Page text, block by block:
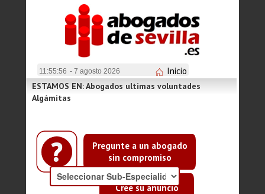
11:55:56 - 7 agosto 2026 Inicio
Pregunte a un abogado
sin compromiso
Cree su anuncio
ESTAMOS EN: Abogados ultimas voluntades
Algámitas